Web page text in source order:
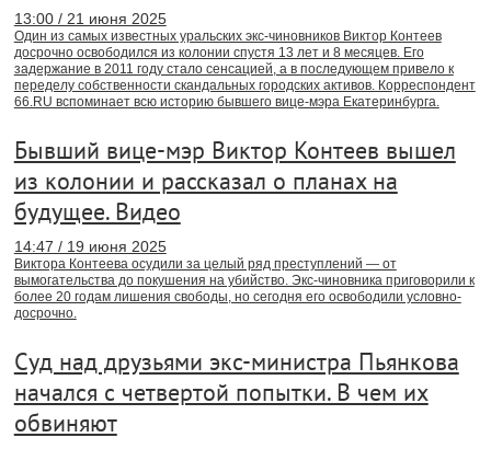
13:00 / 21 июня 2025
Один из самых известных уральских экс-чиновников Виктор Контеев
досрочно освободился из колонии спустя 13 лет и 8 месяцев. Его
задержание в 2011 году стало сенсацией, а в последующем привело к
переделу собственности скандальных городских активов. Корреспондент
66.RU вспоминает всю историю бывшего вице-мэра Екатеринбурга.
Бывший вице-мэр Виктор Контеев вышел
из колонии и рассказал о планах на
будущее. Видео
14:47 / 19 июня 2025
Виктора Контеева осудили за целый ряд преступлений — от
вымогательства до покушения на убийство. Экс-чиновника приговорили к
более 20 годам лишения свободы, но сегодня его освободили условно-
досрочно.
Суд над друзьями экс-министра Пьянкова
начался с четвертой попытки. В чем их
обвиняют